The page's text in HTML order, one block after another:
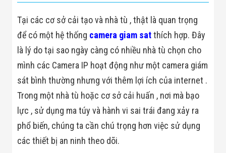
Thông Tin
Chuyển Khoản
Giải Pháp
Giải Pháp Thiết
Bị Ngành Thủy
Sản - Đông
Lạnh
Giải Pháp Thiết
Bị Ngành Thực
Phẩm Đóng Gói
Giải Pháp Thiết
Bị Ngành May
Mặc - Giày Da
Giải Pháp Thiết
Tại các cơ sở cải tạo và nhà tù , thật là quan trọng
để có một hệ thống camera giam satthích hợp. Đây
là lý do tại sao ngày càng có nhiều nhà tù chọn cho
mình các Camera IP hoạt động như một camera giám
sát bình thường nhưng với thêm lợi ích của internet .
Trong một nhà tù hoặc cơ sở cải huấn , nơi mà bạo
lực , sử dụng ma túy và hành vi sai trái đang xảy ra
phổ biến, chúng ta cần chú trọng hơn việc sử dụng
các thiết bị an ninh theo dõi.